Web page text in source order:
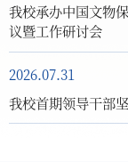
我校承办中国文物
议暨工作研讨会
2026.07.31
我校首期领导干部